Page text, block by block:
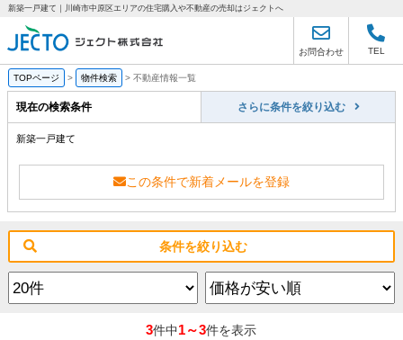
新築一戸建て｜川崎市中原区エリアの住宅購入や不動産の売却はジェクトへ
お問合わせ TEL
TOPページ > 物件検索 > 不動産情報一覧
現在の検索条件 さらに条件を絞り込む
新築一戸建て
この条件で新着メールを登録
条件を絞り込む
3件中1～3件を表示